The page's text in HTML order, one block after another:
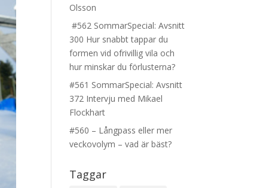
Olsson
#562 SommarSpecial: Avsnitt
300 Hur snabbt tappar du
formen vid ofrivillig vila och
hur minskar du förlusterna?
#561 SommarSpecial: Avsnitt
372 Intervju med Mikael
Flockhart
#560 – Långpass eller mer
veckovolym – vad är bäst?
Taggar